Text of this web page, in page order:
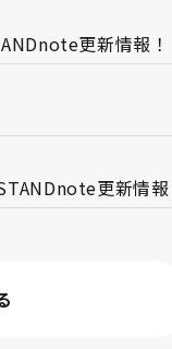
更新情報！
更新情報